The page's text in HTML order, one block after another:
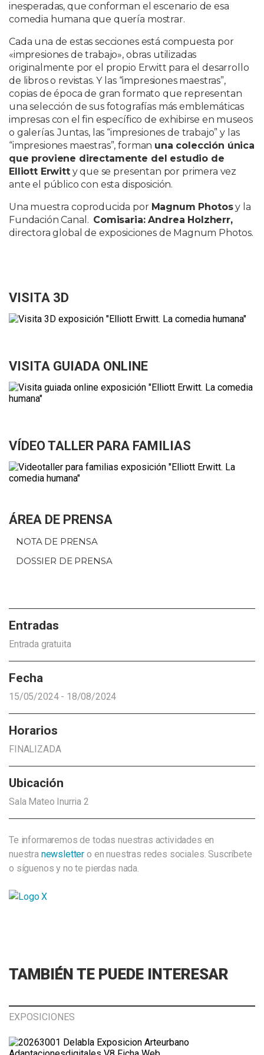
inesperadas, que conforman el escenario de esa
comedia humana que quería mostrar.
Cada una de estas secciones está compuesta por
«impresiones de trabajo», obras utilizadas
originalmente por el propio Erwitt para el desarrollo
de libros o revistas. Y las “impresiones maestras”,
copias de época de gran formato que representan
una selección de sus fotografías más emblemáticas
impresas con el fin específico de exhibirse en museos
o galerías. Juntas, las “impresiones de trabajo” y las
“impresiones maestras”, forman una colección única
que proviene directamente del estudio de
Elliott Erwitty que se presentan por primera vez
ante el público con esta disposición.
Una muestra coproducida por Magnum Photosy la
Fundación Canal. Comisaria: Andrea Holzherr,
directora global de exposiciones de Magnum Photos.
VISITA 3D
VISITA GUIADA ONLINE
VÍDEO TALLER PARA FAMILIAS
ÁREA DE PRENSA
NOTA DE PRENSA
DOSSIER DE PRENSA
Entradas
Entrada gratuita
Fecha
15/05/2024 - 18/08/2024
Horarios
FINALIZADA
Ubicación
Sala Mateo Inurria 2
Te informaremos de todas nuestras actividades en
nuestranewsletter o en nuestras redes sociales. Suscríbete
o síguenos y no te pierdas nada.
TAMBIÉN TE PUEDE INTERESAR
EXPOSICIONES